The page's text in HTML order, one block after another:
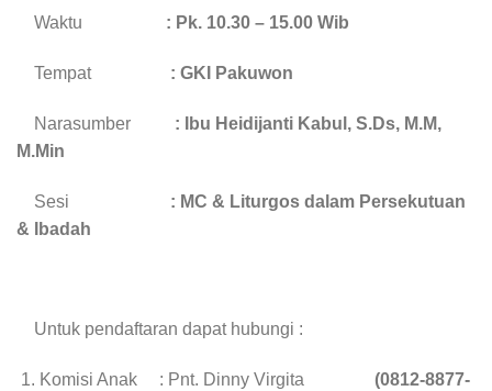
Waktu : Pk. 10.30 – 15.00 Wib
Tempat : GKI Pakuwon
Narasumber : Ibu Heidijanti Kabul, S.Ds, M.M,
M.Min
Sesi : MC & Liturgos dalam Persekutuan
& Ibadah
Untuk pendaftaran dapat hubungi :
Komisi Anak : Pnt. Dinny Virgita (0812-8877-